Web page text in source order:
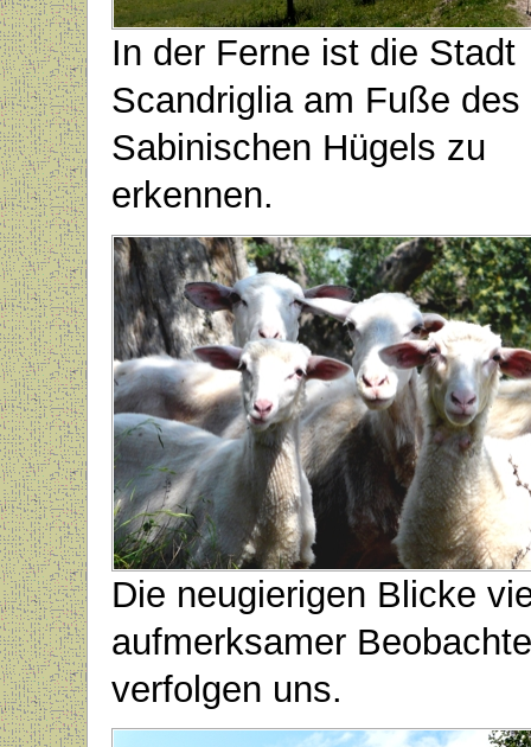
In der Ferne ist die Stadt
Scandriglia am Fuße des
Sabinischen Hügels zu
erkennen.
Die neugierigen Blicke
aufmerksamer
verfolgen uns.